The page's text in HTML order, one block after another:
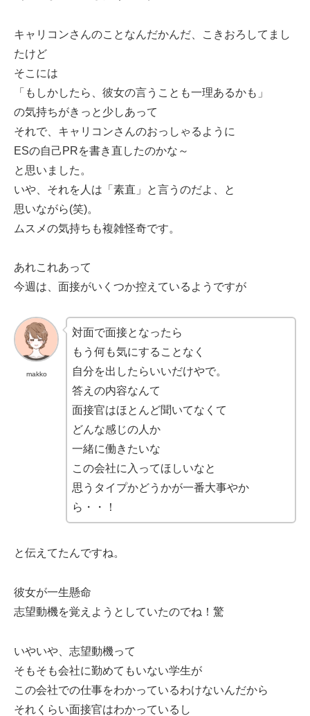
キャリコンさんのことなんだかんだ、こきおろしてまし
たけど
そこには
「もしかしたら、彼女の言うことも一理あるかも」
の気持ちがきっと少しあって
それで、キャリコンさんのおっしゃるように
ESの自己PRを書き直したのかな～
と思いました。
いや、それを人は「素直」と言うのだよ、と
思いながら(笑)。
ムスメの気持ちも複雑怪奇です。
あれこれあって
今週は、面接がいくつか控えているようですが
makko
対面で面接となったら
もう何も気にすることなく
自分を出したらいいだけやで。
答えの内容なんて
面接官はほとんど聞いてなくて
どんな感じの人か
一緒に働きたいな
この会社に入ってほしいなと
思うタイプかどうかが一番大事やか
ら・・！
と伝えてたんですね。
彼女が一生懸命
志望動機を覚えようとしていたのでね！驚
いやいや、志望動機って
そもそも会社に勤めてもいない学生が
この会社での仕事をわかっているわけないんだから
それくらい面接官はわかっているし